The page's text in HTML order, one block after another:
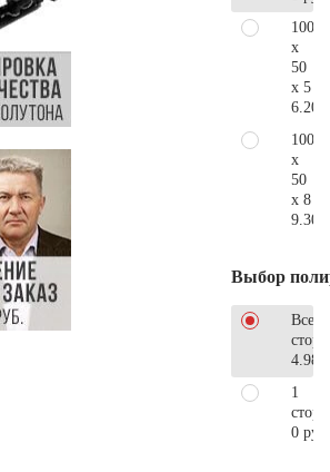
100
x
50
x 5
100
x
50
x 8
Выбор
Все
1
0 руб.